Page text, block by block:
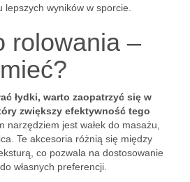
lepszych wyników w sporcie.
rolowania –
łydki, warto zaopatrzyć się w
zwiększy efektywność tego
narzędziem jest wałek do masażu,
Te akcesoria różnią się między
co pozwala na dostosowanie
własnych preferencji.